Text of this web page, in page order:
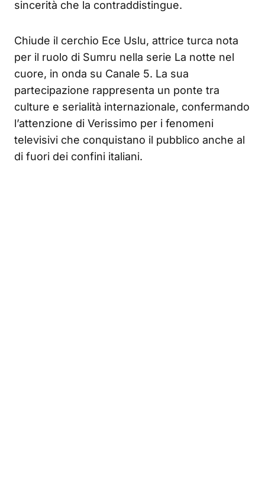
sincerità che la contraddistingue.
Chiude il cerchio Ece Uslu, attrice turca nota
per il ruolo di Sumru nella serie La notte nel
cuore, in onda su Canale 5. La sua
partecipazione rappresenta un ponte tra
culture e serialità internazionale, confermando
l’attenzione di Verissimo per i fenomeni
televisivi che conquistano il pubblico anche al
di fuori dei confini italiani.